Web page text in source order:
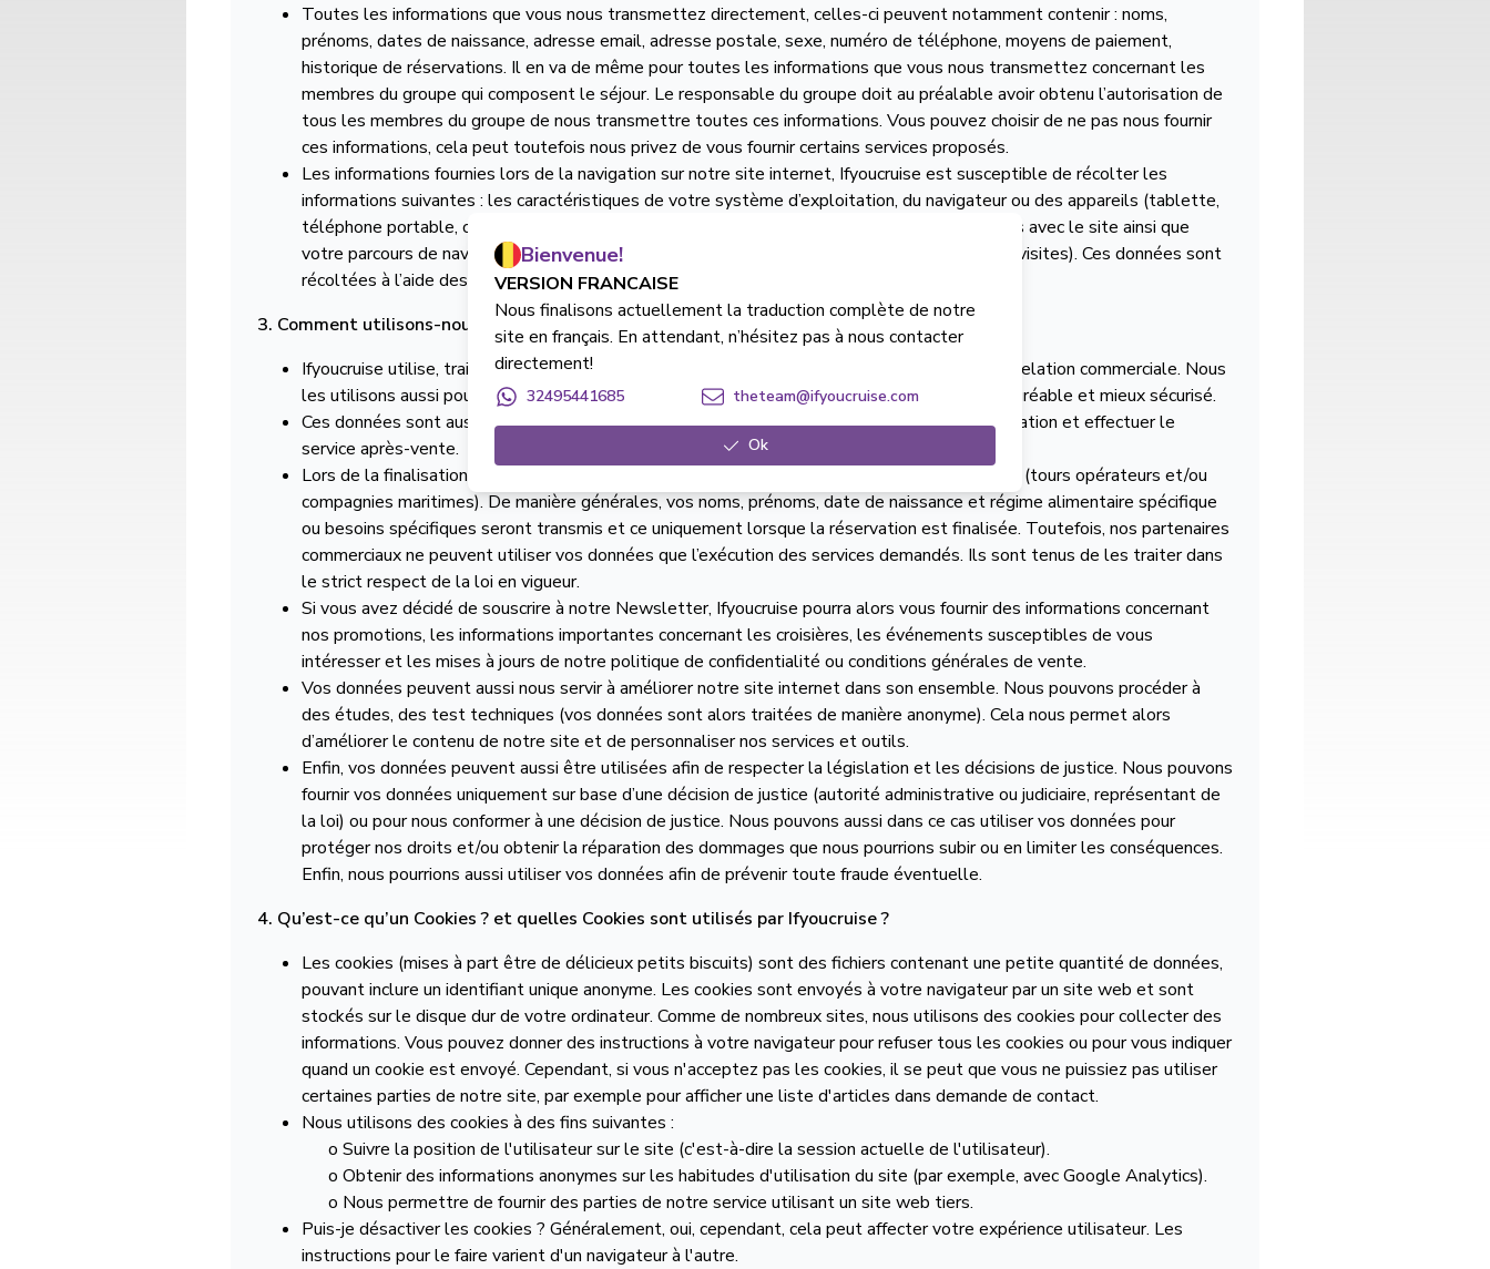
Toutes les informations que vous nous transmettez directement, celles-ci peuvent notamment contenir : noms,
prénoms, dates de naissance, adresse email, adresse postale, sexe, numéro de téléphone, moyens de paiement,
historique de réservations. Il en va de même pour toutes les informations que vous nous transmettez concernant les
membres du groupe qui composent le séjour. Le responsable du groupe doit au préalable avoir obtenu l’autorisation de
tous les membres du groupe de nous transmettre toutes ces informations. Vous pouvez choisir de ne pas nous fournir
ces informations, cela peut toutefois nous privez de vous fournir certains services proposés.
Les informations fournies lors de la navigation sur notre site internet, Ifyoucruise est susceptible de récolter les
informations suivantes : les caractéristiques de votre système d’exploitation, du navigateur ou des appareils (tablette,
téléphone portable, ordinateur), votre localisation ainsi que votre adresse IP, vos interactions avec le site ainsi que
votre parcours de navigation (les pages visitées, les mots clefs utilisés, la fréquence de vos visites). Ces données sont
récoltées à l’aide des cookies, nous vous référons au point 4 pour plus d’information.
3. Comment utilisons-nous les données récoltées ?
Ifyoucruise utilise, traite et stocke vos données afin de traiter vos demandes et gérer notre relation commerciale. Nous
les utilisons aussi pour optimiser nos services et nos outils afin de créer un environnement agréable et mieux sécurisé.
Ces données sont aussi utilisées afin de gérer votre bon de commande, finaliser votre réservation et effectuer le
service après-vente.
Lors de la finalisation de votre réservation, vos données seront transmises à nos partenaires (tours opérateurs et/ou
compagnies maritimes). De manière générales, vos noms, prénoms, date de naissance et régime alimentaire spécifique
ou besoins spécifiques seront transmis et ce uniquement lorsque la réservation est finalisée. Toutefois, nos partenaires
commerciaux ne peuvent utiliser vos données que l’exécution des services demandés. Ils sont tenus de les traiter dans
le strict respect de la loi en vigueur.
Si vous avez décidé de souscrire à notre Newsletter, Ifyoucruise pourra alors vous fournir des informations concernant
nos promotions, les informations importantes concernant les croisières, les événements susceptibles de vous
intéresser et les mises à jours de notre politique de confidentialité ou conditions générales de vente.
Vos données peuvent aussi nous servir à améliorer notre site internet dans son ensemble. Nous pouvons procéder à
des études, des test techniques (vos données sont alors traitées de manière anonyme). Cela nous permet alors
d’améliorer le contenu de notre site et de personnaliser nos services et outils.
Enfin, vos données peuvent aussi être utilisées afin de respecter la législation et les décisions de justice. Nous pouvons
fournir vos données uniquement sur base d’une décision de justice (autorité administrative ou judiciaire, représentant de
la loi) ou pour nous conformer à une décision de justice. Nous pouvons aussi dans ce cas utiliser vos données pour
protéger nos droits et/ou obtenir la réparation des dommages que nous pourrions subir ou en limiter les conséquences.
Enfin, nous pourrions aussi utiliser vos données afin de prévenir toute fraude éventuelle.
4. Qu’est-ce qu’un Cookies ? et quelles Cookies sont utilisés par Ifyoucruise ?
Les cookies (mises à part être de délicieux petits biscuits) sont des fichiers contenant une petite quantité de données,
pouvant inclure un identifiant unique anonyme. Les cookies sont envoyés à votre navigateur par un site web et sont
stockés sur le disque dur de votre ordinateur. Comme de nombreux sites, nous utilisons des cookies pour collecter des
informations. Vous pouvez donner des instructions à votre navigateur pour refuser tous les cookies ou pour vous indiquer
quand un cookie est envoyé. Cependant, si vous n'acceptez pas les cookies, il se peut que vous ne puissiez pas utiliser
certaines parties de notre site, par exemple pour afficher une liste d'articles dans demande de contact.
Nous utilisons des cookies à des fins suivantes :
o Suivre la position de l'utilisateur sur le site (c'est-à-dire la session actuelle de l'utilisateur).
o Obtenir des informations anonymes sur les habitudes d'utilisation du site (par exemple, avec Google Analytics).
o Nous permettre de fournir des parties de notre service utilisant un site web tiers.
Puis-je désactiver les cookies ? Généralement, oui, cependant, cela peut affecter votre expérience utilisateur. Les
instructions pour le faire varient d'un navigateur à l'autre.
Bienvenue!
VERSION FRANCAISE
Nous finalisons actuellement la traduction complète de notre
site en français. En attendant, n’hésitez pas à nous contacter
directement!
32495441685 theteam@ifyoucruise.com
Ok
Pas le temps de
chercher ? Trop de
Parlez-nous de vos envies de croisière
on vous propose les meilleures options,
personnalisées rien que pour vous.
Remplissez ce court formulaireoucontactez-
nous directement, on s’occupe du reste.
Prénom * Nom *
Adresse email * N° de téléphone
Comment préférez-vous être recontacté(e) ?
Téléphone Email WhatsApp
Quel est le meilleur moment pour vous contacter ?
Pas encore d’idée ? Dites-nous ce que vous aimez !
J'ai lu et j'accepte lestermes et conditions
Soumettre la demande